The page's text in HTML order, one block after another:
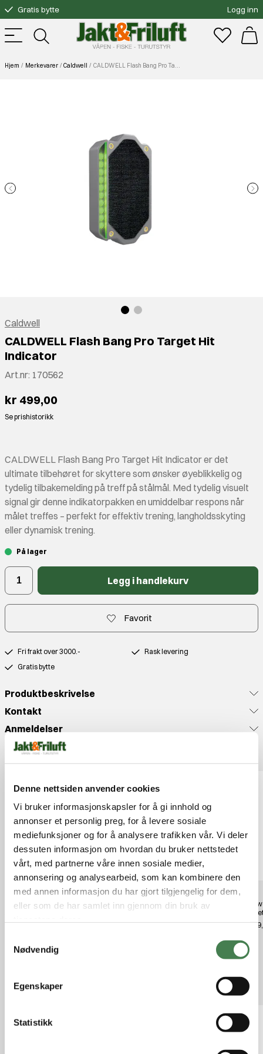
Denne nettsiden anvender cookies
Vi bruker informasjonskapsler for å gi innhold og
annonser et personlig preg, for å levere sosiale
mediefunksjoner og for å analysere trafikken vår. Vi deler
dessuten informasjon om hvordan du bruker nettstedet
vårt, med partnerne våre innen sosiale medier,
annonsering og analysearbeid, som kan kombinere den
med annen informasjon du har gjort tilgjengelig for dem,
eller som de har samlet inn gjennom din bruk av
Nødvendig
Egenskaper
Statistikk
Gratis bytte
Fri frakt over 3000.-
Logg inn
Hjem Merkevarer Caldwell CALDWELL Flash Bang Pro Target Hit Indicator
Caldwell
CALDWELL Flash Bang Pro Target Hit
Indicator
Art.nr: 170562
kr 499,00
Se prishistorikk
CALDWELL Flash Bang Pro Target Hit Indicator er det
ultimate tilbehøret for skyttere som ønsker øyeblikkelig og
tydelig tilbakemelding på treff på stålmål. Med tydelig visuelt
signal gir denne indikatorpakken en umiddelbar respons når
målet treffes – perfekt for effektiv trening, langholdsskyting
eller dynamisk trening.
På lager
Legg i handlekurv
Favorit
Fri frakt over 3000.-
Rask levering
Gratis bytte
Produktbeskrivelse
Kontakt
Anmeldelser
Populære produkter
CALDWELL Gong Target AR500
kr 349,00
CALDWELL Gong Target AR500
8" C
kr 499,00
kr
Relaterte produkter